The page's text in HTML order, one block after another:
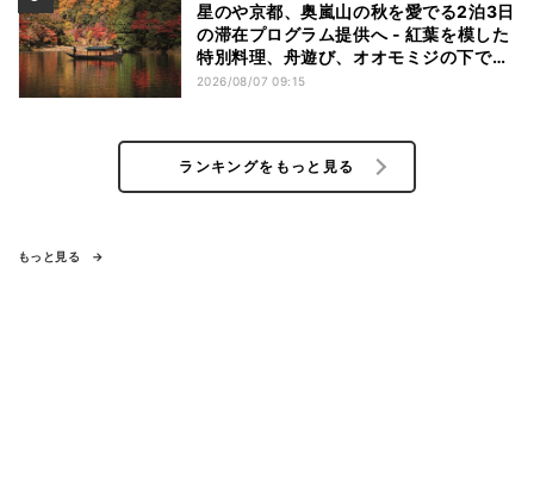
星のや京都、奥嵐山の秋を愛でる2泊3日
の滞在プログラム提供へ - 紅葉を模した
特別料理、舟遊び、オオモミジの下でお
こなう深呼吸など
2026/08/07 09:15
ランキングをもっと見る
もっと見る